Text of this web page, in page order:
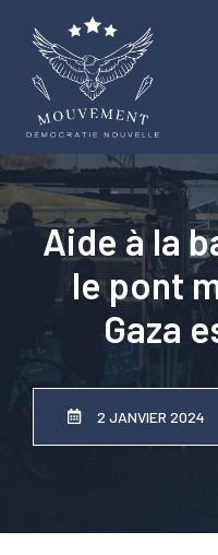
contenu
Aide à la
le pont
Gaza
2 JANVIER 2024